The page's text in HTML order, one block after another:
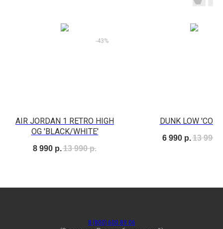
-43%
AIR JORDAN 1 RETRO HIGH
OG 'BLACK/WHITE'
8 990 р.13 990 р.
DUNK LOW
6 990 р.13 990
8 (800) 600 89 06